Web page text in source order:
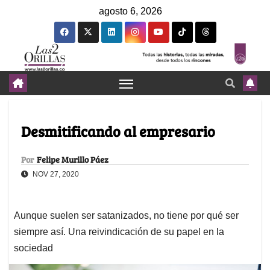
agosto 6, 2026
Desmitificando al empresario
Por Felipe Murillo Páez
NOV 27, 2020
Aunque suelen ser satanizados, no tiene por qué ser
siempre así. Una reivindicación de su papel en la
sociedad